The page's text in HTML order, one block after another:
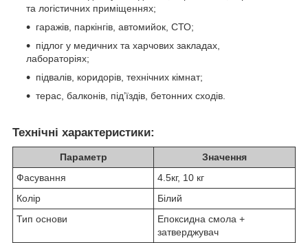
та логістичних приміщеннях;
гаражів, паркінгів, автомийок, СТО;
підлог у медичних та харчових закладах,
лабораторіях;
підвалів, коридорів, технічних кімнат;
терас, балконів, під’їздів, бетонних сходів.
Технічні характеристики:
Параметр
Значення
Фасування
4.5кг, 10 кг
Колір
Білий
Тип основи
Епоксидна смола +
затверджувач